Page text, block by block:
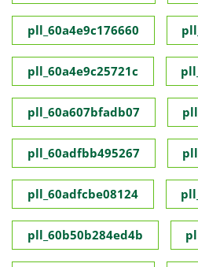
pll_60a4e9c176660
pll_60a4e9c25721c
pll_60a607bfadb07
pll_60adfbb495267
pll_60adfcbe08124
pll_60b50b284ed4b